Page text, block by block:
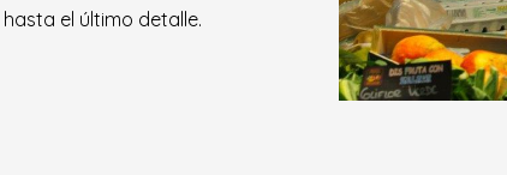
el último detalle.